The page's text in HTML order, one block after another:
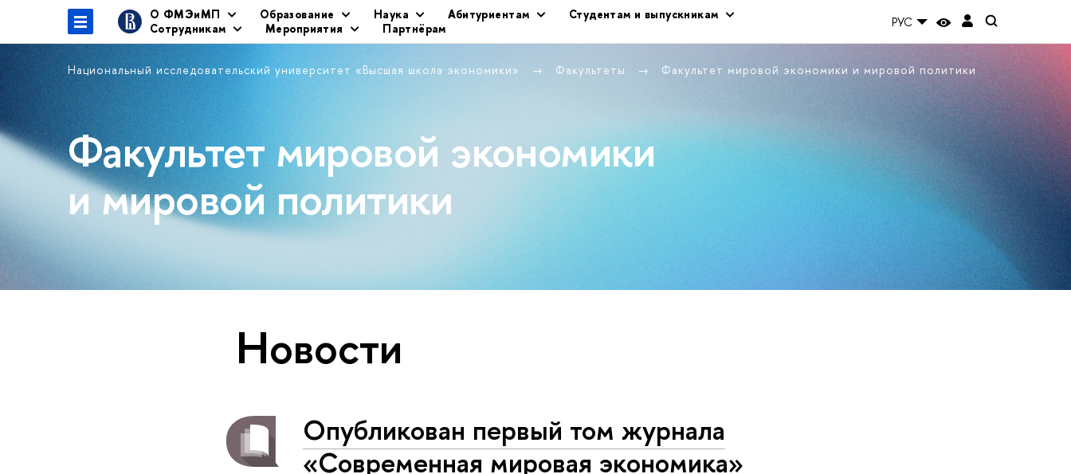
О ФМЭиМП Образование Наука Абитуриентам
Студентам и выпускникам
Сотрудникам
Мероприятия Партнёрам РУС
Национальный исследовательский университет «Высшая школа экономики» Факультеты Факультет мировой экономики и мировой политики
Факультет мировой экономики
и мировой политики
Новости
Опубликован первый том журнала
«Современная мировая экономика»